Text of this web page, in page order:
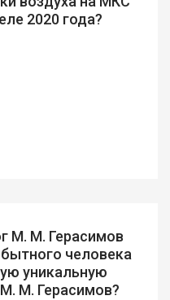
2020 года?
М. М. Герасимов
человека
уникальную
М. Герасимов?